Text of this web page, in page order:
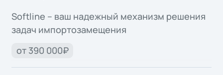
Softline – ваш надежный механизм решения
задач импортозамещения
от 390 000₽